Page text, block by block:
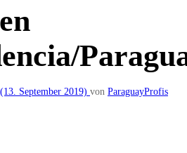
(13. September 2019) von ParaguayProfis